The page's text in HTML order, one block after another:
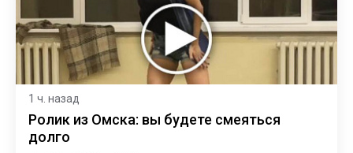
1 ч. назад
Ролик из Омска: вы будете смеяться
долго